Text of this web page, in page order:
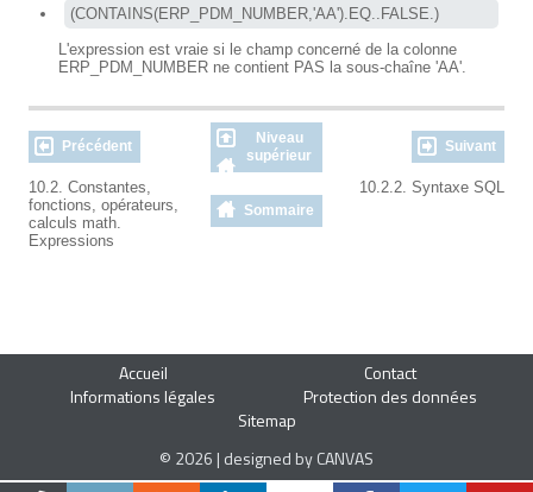
(CONTAINS(ERP_PDM_NUMBER,'AA').EQ..FALSE.)
L'expression est vraie si le champ concerné de la colonne
ERP_PDM_NUMBER ne contient PAS la sous-chaîne 'AA'.
Précédent
Niveau
supérieur
Suivant
10.2. Constantes,
fonctions, opérateurs,
calculs math.
Expressions
Sommaire
10.2.2. Syntaxe SQL
Accueil
Contact
Informations légales
Protection des données
Sitemap
© 2026 | designed by CANVAS